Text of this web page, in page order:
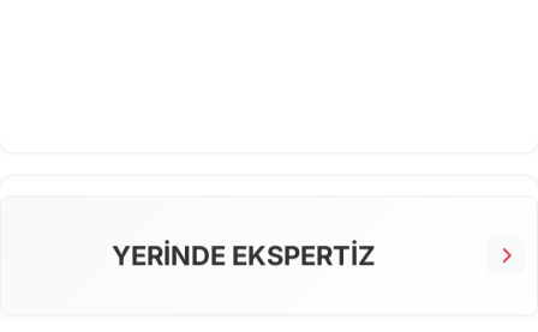
YERİNDE EKSPERTİZ